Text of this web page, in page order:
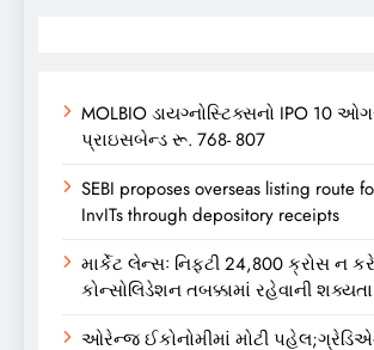
MOLBIO ડાયગ્નોસ્ટિક્સનો IPO 10
પ્રાઇસબેન્ડ રૂ. 768- 807
SEBI proposes overseas listing route
InvITs through depository receipts
માર્કેટ લેન્સઃ નિફ્ટી 24,800 ક્રોસ ન
કોન્સોલિડેશન તબક્કામાં રહેવાની શક્યતા
ઓરેન્જ ઈકોનોમીમાં મોટી